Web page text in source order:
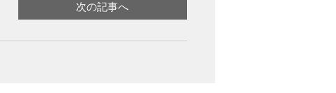
次の記事へ